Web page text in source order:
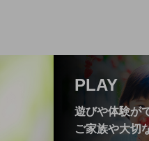
PLAY
遊びや体験が
ご家族や大切